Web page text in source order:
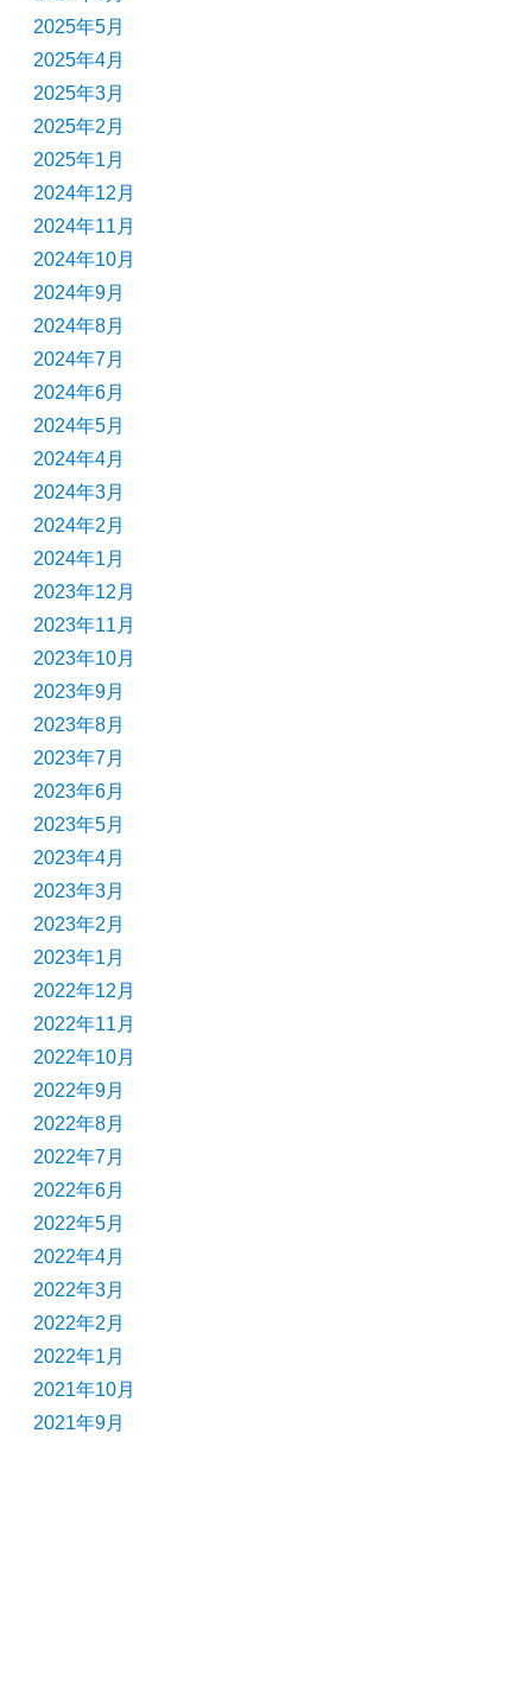
2025年5月
2025年4月
2025年3月
2025年2月
2025年1月
2024年12月
2024年11月
2024年10月
2024年9月
2024年8月
2024年7月
2024年6月
2024年5月
2024年4月
2024年3月
2024年2月
2024年1月
2023年12月
2023年11月
2023年10月
2023年9月
2023年8月
2023年7月
2023年6月
2023年5月
2023年4月
2023年3月
2023年2月
2023年1月
2022年12月
2022年11月
2022年10月
2022年9月
2022年8月
2022年7月
2022年6月
2022年5月
2022年4月
2022年3月
2022年2月
2022年1月
2021年10月
2021年9月